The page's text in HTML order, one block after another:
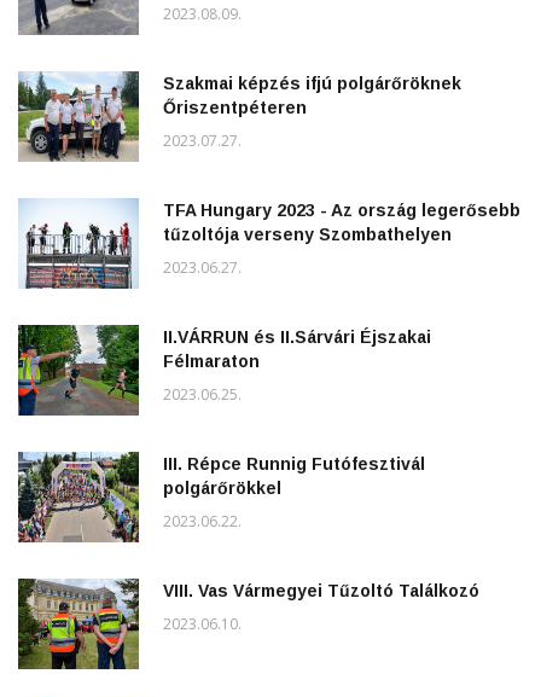
2023.08.09.
Szakmai képzés ifjú polgárőröknek
Őriszentpéteren
2023.07.27.
TFA Hungary 2023 - Az ország legerősebb
tűzoltója verseny Szombathelyen
2023.06.27.
II.VÁRRUN és II.Sárvári Éjszakai
Félmaraton
2023.06.25.
III. Répce Runnig Futófesztivál
polgárőrökkel
2023.06.22.
VIII. Vas Vármegyei Tűzoltó Találkozó
2023.06.10.